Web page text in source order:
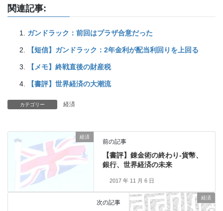
関連記事:
ガンドラック：前回はプラザ合意だった
【短信】ガンドラック：2年金利が配当利回りを上回る
【メモ】終戦直後の財産税
【書評】世界経済の大潮流
カテゴリー 経済
経済
前の記事
【書評】錬金術の終わり-貨幣、
銀行、世界経済の未来
2017 年 11 月 6 日
経済
次の記事